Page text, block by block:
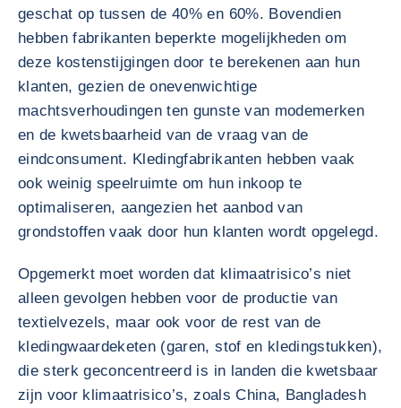
geschat op tussen de 40% en 60%. Bovendien
hebben fabrikanten beperkte mogelijkheden om
deze kostenstijgingen door te berekenen aan hun
klanten, gezien de onevenwichtige
machtsverhoudingen ten gunste van modemerken
en de kwetsbaarheid van de vraag van de
eindconsument. Kledingfabrikanten hebben vaak
ook weinig speelruimte om hun inkoop te
optimaliseren, aangezien het aanbod van
grondstoffen vaak door hun klanten wordt opgelegd.
Opgemerkt moet worden dat klimaatrisico’s niet
alleen gevolgen hebben voor de productie van
textielvezels, maar ook voor de rest van de
kledingwaardeketen (garen, stof en kledingstukken),
die sterk geconcentreerd is in landen die kwetsbaar
zijn voor klimaatrisico’s, zoals China, Bangladesh